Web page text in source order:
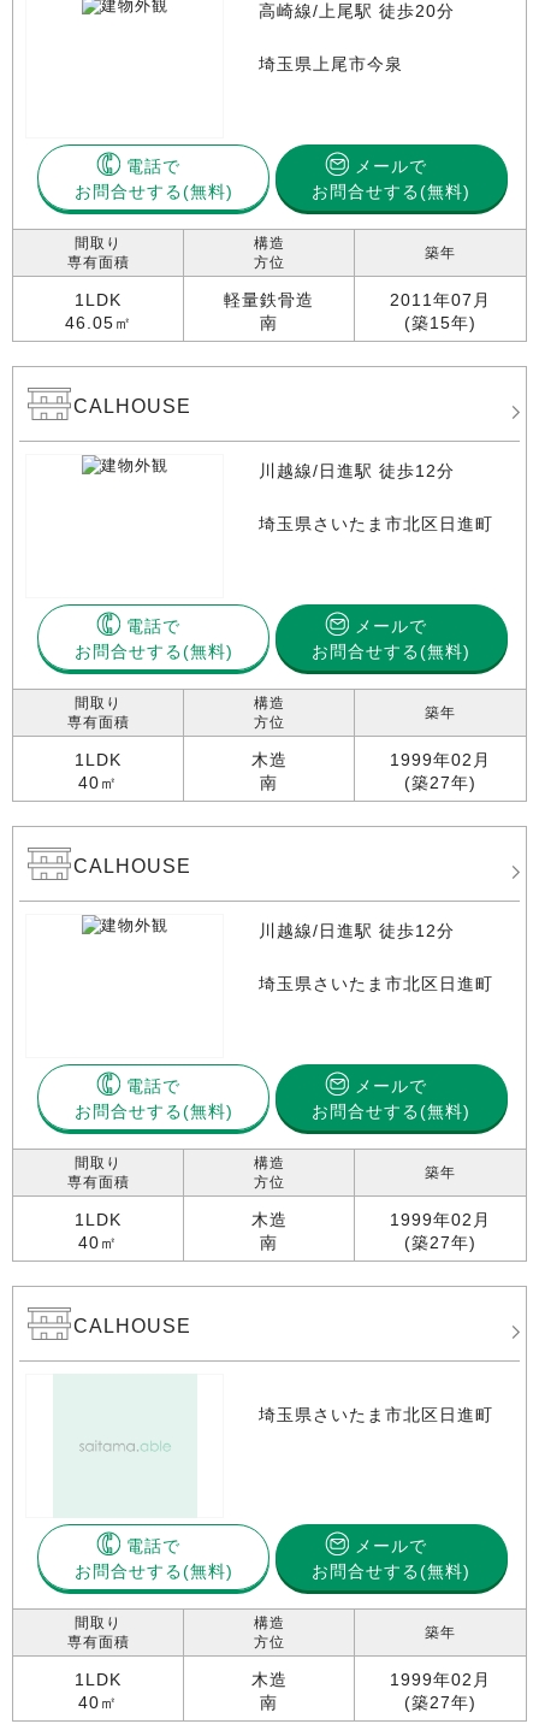
高崎線/上尾駅 徒歩20分
埼玉県上尾市今泉
電話で
お問合せする
メールで
お問合せする(無料)
間取り
専有面積
1LDK
46.05㎡
構造
方位
軽量鉄骨造
南
築年
2011年07月
(築15年)
CALHOUSE
川越線/日進駅 徒歩12分
埼玉県さいたま市北区日進町
電話で
お問合せする
メールで
お問合せする(無料)
間取り
専有面積
1LDK
40㎡
構造
方位
木造
南
築年
1999年02月
(築27年)
CALHOUSE
川越線/日進駅 徒歩12分
埼玉県さいたま市北区日進町
電話で
お問合せする
メールで
お問合せする(無料)
間取り
専有面積
1LDK
40㎡
構造
方位
木造
南
築年
1999年02月
(築27年)
CALHOUSE
埼玉県さいたま市北区日進町
電話で
お問合せする
メールで
お問合せする(無料)
間取り
専有面積
1LDK
40㎡
構造
方位
木造
南
築年
1999年02月
(築27年)